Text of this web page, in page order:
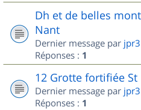
Dh et de belles
Nant
Dernier message par
Réponses : 1
12 Grotte fortifiée St
Dernier message par
Réponses : 1